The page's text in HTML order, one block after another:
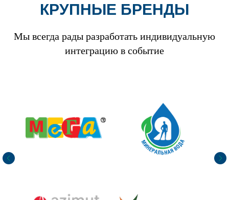
КРУПНЫЕ БРЕНДЫ
Мы всегда рады разработать индивидуальную
интеграцию в событие